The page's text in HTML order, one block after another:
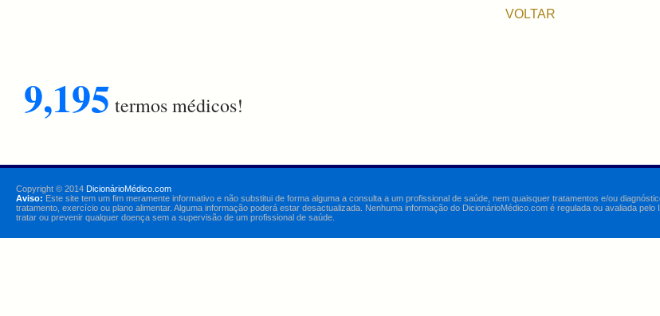
VOLTAR
9,195 termos médicos!
Copyright © 2014 DicionárioMédico.com
Aviso: Este site tem um fim meramente informativo e não substitui de forma alguma a consulta a um profissional de saúde, nem quaisquer tratamentos e/ou
tratamento, exercício ou plano alimentar. Alguma informação poderá estar desactualizada. Nenhuma informação do DicionárioMédico.com é regulada ou avaliada
tratar ou prevenir qualquer doença sem a supervisão de um profissional de saúde.